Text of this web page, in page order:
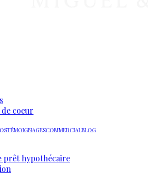
coeur
TÉMOIGNAGESCOMMERCIALBLOG
prêt hypothécaire